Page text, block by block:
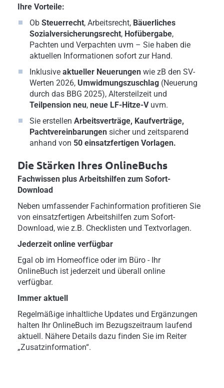
Ihre Vorteile:
Ob Steuerrecht, Arbeitsrecht, Bäuerliches
Sozialversicherungsrecht, Hofübergabe,
Pachten und Verpachten uvm – Sie haben die
aktuellen Informationen sofort zur Hand.
Inklusive aktueller Neuerungen wie zB den SV-
Werten 2026, Umwidmungszuschlag (Neuerung
durch das BBG 2025), Altersteilzeit und
Teilpension neu, neue LF-Hitze-V uvm.
Sie erstellen Arbeitsverträge, Kaufverträge,
Pachtvereinbarungen sicher und zeitsparend
anhand von 50 einsatzfertigen Vorlagen.
Die Stärken Ihres OnlineBuchs
Fachwissen plus Arbeitshilfen zum Sofort-
Download
Neben umfassender Fachinformation profitieren Sie
von einsatzfertigen Arbeitshilfen zum Sofort-
Download, wie z.B. Checklisten und Textvorlagen.
Jederzeit online verfügbar
Egal ob im Homeoffice oder im Büro - Ihr
OnlineBuch ist jederzeit und überall online
verfügbar.
Immer aktuell
Regelmäßige inhaltliche Updates und Ergänzungen
halten Ihr OnlineBuch im Bezugszeitraum laufend
aktuell. Nähere Details dazu finden Sie im Reiter
„Zusatzinformation“.